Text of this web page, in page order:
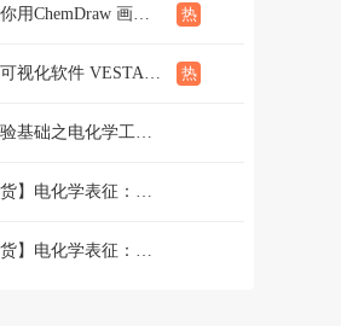
手把手教你用ChemDraw 画化学结构式：基础篇
晶体结构可视化软件 VESTA使用教程（下篇）
电化学实验基础之电化学工作站篇 （二）三电极和两电极体系的搭建 和测试
【科研干货】电化学表征：循环伏安法详解（上）
【科研干货】电化学表征：循环伏安法详解（下）